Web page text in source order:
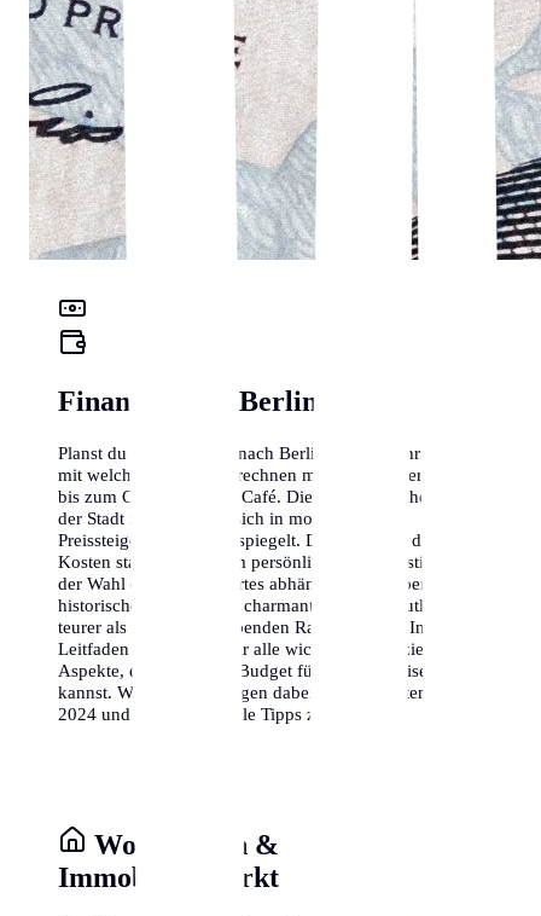
Finanz-Check Berlin
Planst du einen Umzug nach Berlin? Hier erfährst du,
mit welchen Kosten du rechnen musst – von der Miete
bis zum Cappuccino im Café. Die wirtschaftliche Lage
der Stadt ist stabil, was sich in moderaten
Preissteigerungen widerspiegelt. Denke daran, dass die
Kosten stark von deinem persönlichen Lebensstil und
der Wahl deines Wohnortes abhängen. Ein Leben im
historischen Zentrum ist charmant, aber oft deutlich
teurer als in den aufstrebenden Randbezirken. In diesem
Leitfaden analysieren wir alle wichtigen finanziellen
Aspekte, damit du dein Budget für Berlin präzise planen
kannst. Wir berücksichtigen dabei aktuelle Daten von
2024 und geben wertvolle Tipps zum Sparen.
Wohnkosten &
Immobilienmarkt